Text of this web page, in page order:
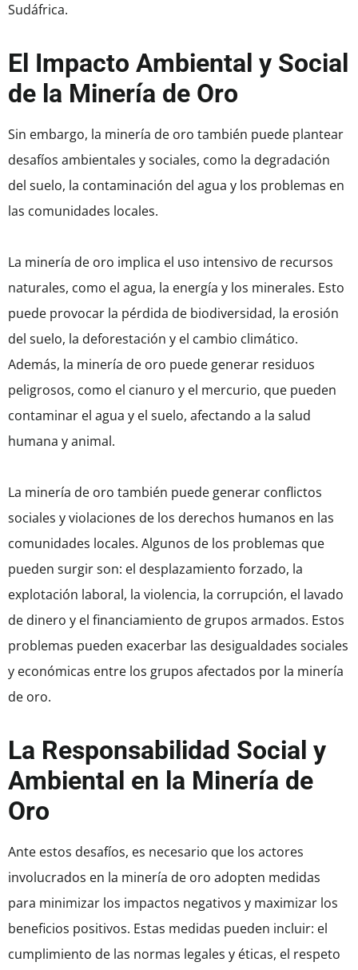
Sudáfrica.
El Impacto Ambiental y Social
de la Minería de Oro
Sin embargo, la minería de oro también puede plantear
desafíos ambientales y sociales, como la degradación
del suelo, la contaminación del agua y los problemas en
las comunidades locales.
La minería de oro implica el uso intensivo de recursos
naturales, como el agua, la energía y los minerales. Esto
puede provocar la pérdida de biodiversidad, la erosión
del suelo, la deforestación y el cambio climático.
Además, la minería de oro puede generar residuos
peligrosos, como el cianuro y el mercurio, que pueden
contaminar el agua y el suelo, afectando a la salud
humana y animal.
La minería de oro también puede generar conflictos
sociales y violaciones de los derechos humanos en las
comunidades locales. Algunos de los problemas que
pueden surgir son: el desplazamiento forzado, la
explotación laboral, la violencia, la corrupción, el lavado
de dinero y el financiamiento de grupos armados. Estos
problemas pueden exacerbar las desigualdades sociales
y económicas entre los grupos afectados por la minería
de oro.
La Responsabilidad Social y
Ambiental en la Minería de
Oro
Ante estos desafíos, es necesario que los actores
involucrados en la minería de oro adopten medidas
para minimizar los impactos negativos y maximizar los
beneficios positivos. Estas medidas pueden incluir: el
cumplimiento de las normas legales y éticas, el respeto